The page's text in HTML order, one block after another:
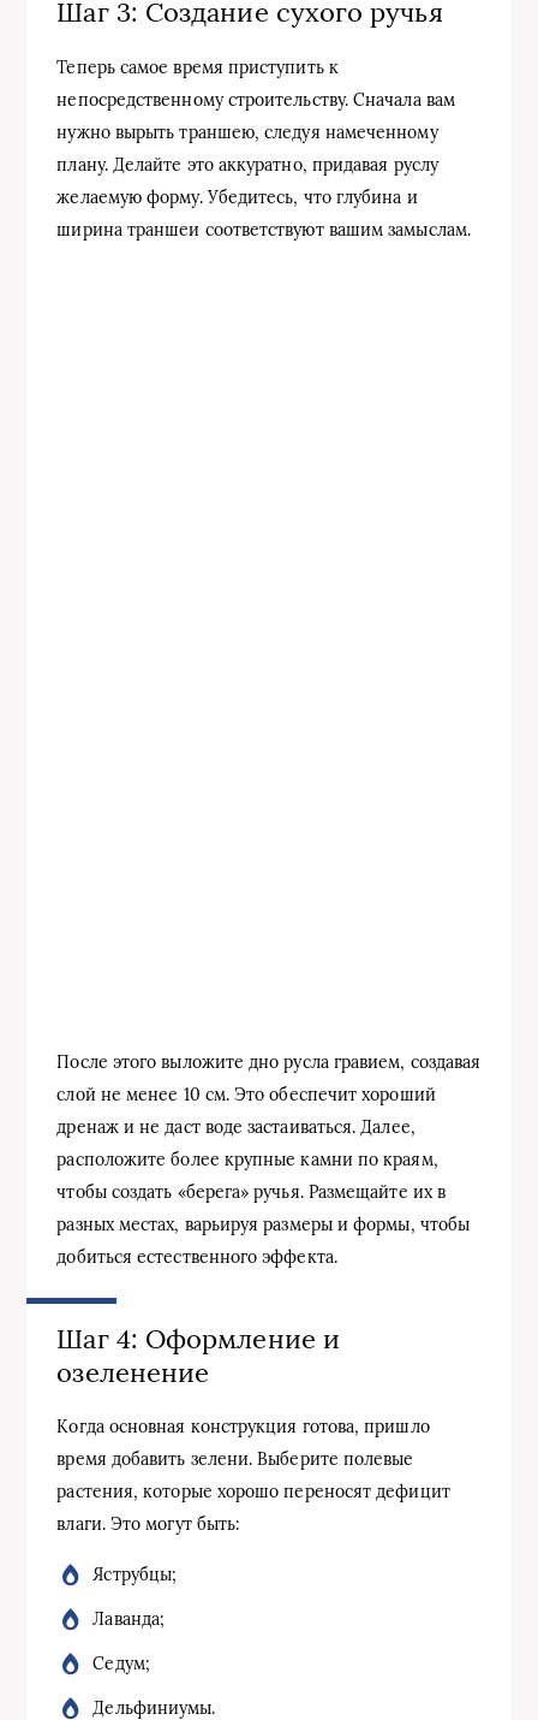
Шаг 3: Создание сухого ручья
Теперь самое время приступить к
непосредственному строительству. Сначала вам
нужно вырыть траншею, следуя намеченному
плану. Делайте это аккуратно, придавая руслу
желаемую форму. Убедитесь, что глубина и
ширина траншеи соответствуют вашим замыслам.
После этого выложите дно русла гравием, создавая
слой не менее 10 см. Это обеспечит хороший
дренаж и не даст воде застаиваться. Далее,
расположите более крупные камни по краям,
чтобы создать «берега» ручья. Размещайте их в
разных местах, варьируя размеры и формы, чтобы
добиться естественного эффекта.
Шаг 4: Оформление и
озеленение
Когда основная конструкция готова, пришло
время добавить зелени. Выберите полевые
растения, которые хорошо переносят дефицит
влаги. Это могут быть:
Яструбцы;
Лаванда;
Седум;
Дельфиниумы.